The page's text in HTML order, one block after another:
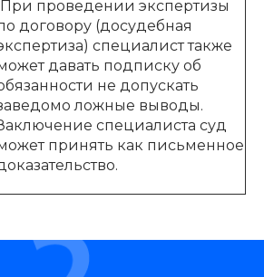
При проведении экспертизы
договору (досудебная
специалист также
давать подписку об
не допускать
ложные выводы.
специалиста суд
принять как письменное